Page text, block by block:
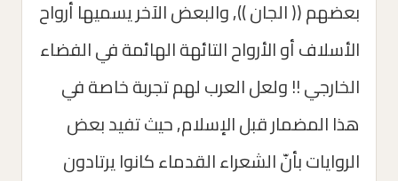
بعضهم (( الجان )), والبعض الآخر يسميها أرواح
الأسلاف أو الأرواح التائهة الهائمة في الفضاء
الخارجي !! ولعل العرب لهم تجربة خاصة في
هذا المضمار قبل الإسلام, حيث تفيد بعض
الروايات بأنّ الشعراء القدماء كانوا يرتادون